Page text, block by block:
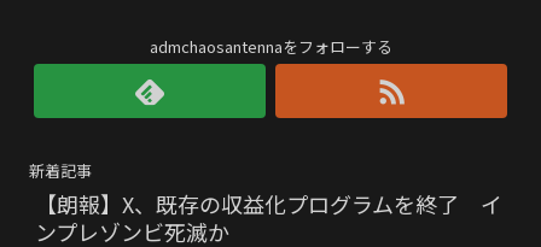
admchaosantennaをフォローする
新着記事
【朗報】X、既存の収益化プログラムを終了 イ
ンプレゾンビ死滅か